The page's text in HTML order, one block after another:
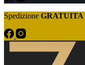
Spedizione GRATUITA